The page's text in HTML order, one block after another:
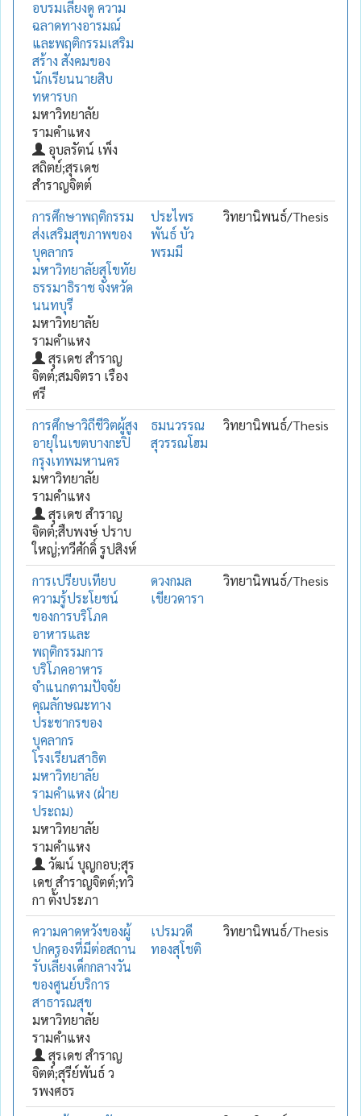
อบรมเลี้ยงดู ความ
ฉลาดทางอารมณ์
และพฤติกรรมเสริม
สร้าง สังคมของ
นักเรียนนายสิบ
ทหารบก
มหาวิทยาลัย
รามคำแหง
อุบลรัตน์ เพ็ง
สถิตย์;สุรเดช
สำราญจิตต์
การศึกษาพฤติกรรม
ส่งเสริมสุขภาพของ
บุคลากร
มหาวิทยาลัยสุโขทัย
ธรรมาธิราช จังหวัด
นนทบุรี
มหาวิทยาลัย
รามคำแหง
สุรเดช สำราญ
จิตต์;สมจิตรา เรือง
ศรี
ประไพร
พันธ์ บัว
พรมมี
วิทยานิพนธ์/Thesis
การศึกษาวิถีชีวิตผู้สูง
อายุในเขตบางกะปิ
กรุงเทพมหานคร
มหาวิทยาลัย
รามคำแหง
สุรเดช สำราญ
จิตต์;สืบพงษ์ ปราบ
ใหญ่;ทวีศักดิ์ รูปสิงห์
ธมนวรรณ
สุวรรณโฮม
วิทยานิพนธ์/Thesis
การเปรียบเทียบ
ความรู้ประโยชน์
ของการบริโภค
อาหารและ
พฤติกรรมการ
บริโภคอาหาร
จำแนกตามปัจจัย
คุณลักษณะทาง
ประชากรของ
บุคลากร
โรงเรียนสาธิต
มหาวิทยาลัย
รามคำแหง (ฝ่าย
ประถม)
มหาวิทยาลัย
รามคำแหง
วัฒน์ บุญกอบ;สุร
เดช สำราญจิตต์;ทวิ
กา ตั้งประภา
ดวงกมล
เขียวดารา
วิทยานิพนธ์/Thesis
ความคาดหวังของผู้
ปกครองที่มีต่อสถาน
รับเลี้ยงเด็กกลางวัน
ของศูนย์บริการ
สาธารณสุข
มหาวิทยาลัย
รามคำแหง
สุรเดช สำราญ
จิตต์;สุรีย์พันธ์ ว
รพงศธร
เปรมวดี
ทองสุโชติ
วิทยานิพนธ์/Thesis